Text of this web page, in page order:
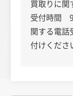
買取りに
受付時間 9
関する電話
付けくださ